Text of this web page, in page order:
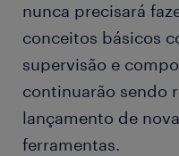
nunca precisará
conceitos básicos
supervisão e
continuarão sendo
lançamento de
ferramentas.